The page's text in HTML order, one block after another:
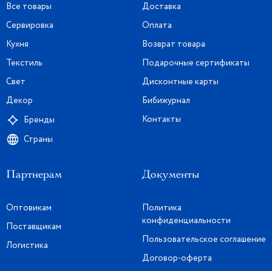
Все товары
Сервировка
Кухня
Текстиль
Свет
Декор
Бренды
Страны
Доставка
Оплата
Возврат товара
Подарочные сертификаты
Дисконтные карты
Бибижурнал
Контакты
Партнерам
Оптовикам
Поставщикам
Логистика
Документы
Политика
конфиденциальности
Пользовательское соглашение
Договор-оферта